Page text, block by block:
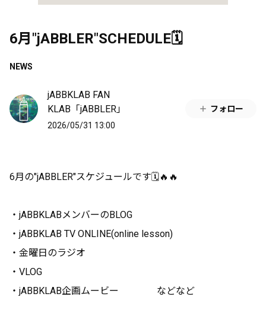
6月"jABBLER"SCHEDULE🗓️
NEWS
jABBKLAB FAN
KLAB「jABBLER」
2026/05/31 13:00
フォロー
6月の"jABBLER"スケジュールです🗓️🔥🔥
・jABBKLABメンバーのBLOG
・jABBKLAB TV ONLINE(online lesson)
・金曜日のラジオ
・VLOG
・jABBKLAB企画ムービー などなど